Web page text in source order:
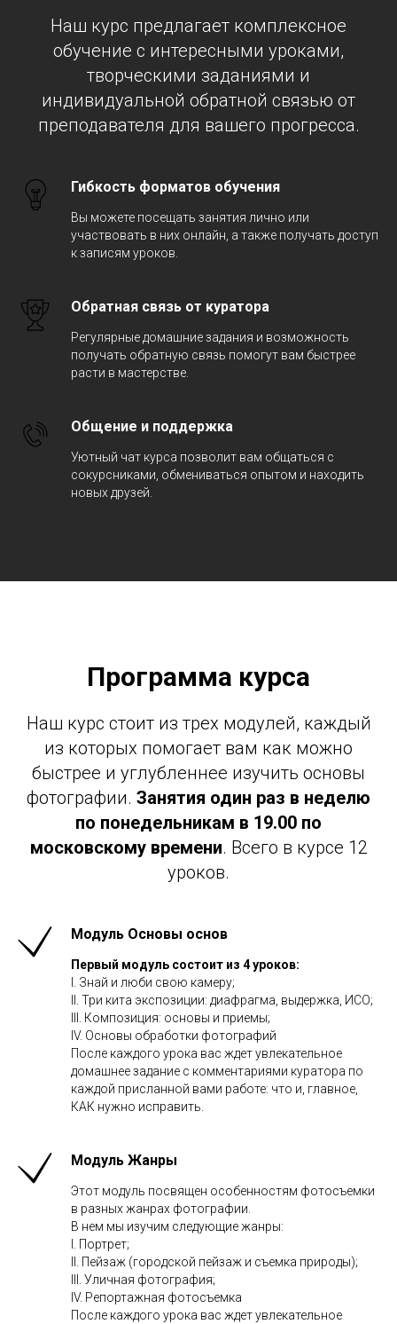
Наш курс предлагает комплексное
обучение с интересными уроками,
творческими заданиями и
индивидуальной обратной связью от
преподавателя для вашего прогресса.
Гибкость форматов обучения
Вы можете посещать занятия лично или
участвовать в них онлайн, а также получать доступ
к записям уроков.
Обратная связь от куратора
Регулярные домашние задания и возможность
получать обратную связь помогут вам быстрее
расти в мастерстве.
Общение и поддержка
Уютный чат курса позволит вам общаться с
сокурсниками, обмениваться опытом и находить
новых друзей.
Программа курса
Наш курс стоит из трех модулей, каждый
из которых помогает вам как можно
быстрее и углубленнее изучить основы
фотографии. Занятия один раз в неделю
по понедельникам в 19.00 по
московскому времени. Всего в курсе 12
уроков.
Модуль Основы основ
Первый модуль состоит из 4 уроков:
I. Знай и люби свою камеру;
II. Три кита экспозиции: диафрагма, выдержка, ИСО;
III. Композиция: основы и приемы;
IV. Основы обработки фотографий
После каждого урока вас ждет увлекательное
домашнее задание с комментариями куратора по
каждой присланной вами работе: что и, главное,
КАК нужно исправить.
Модуль Жанры
Этот модуль посвящен особенностям фотосъемки
в разных жанрах фотографии.
В нем мы изучим следующие жанры:
I. Портрет;
II. Пейзаж (городской пейзаж и съемка природы);
III. Уличная фотография;
IV. Репортажная фотосъемка
После каждого урока вас ждет увлекательное